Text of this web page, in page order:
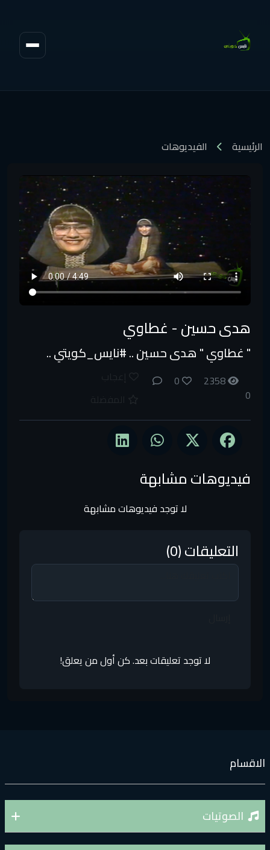
الرئيسية الفيديوهات
الصوتيات
هدى حسين - غطاوي
" غطاوي " هدى حسين .. #نايس_كويتي ..
2358
0
فيديوهات مشابهة
لا توجد فيديوهات مشابهة
التعليقات (0)
لا توجد تعليقات بعد. كن أول من يعلق!